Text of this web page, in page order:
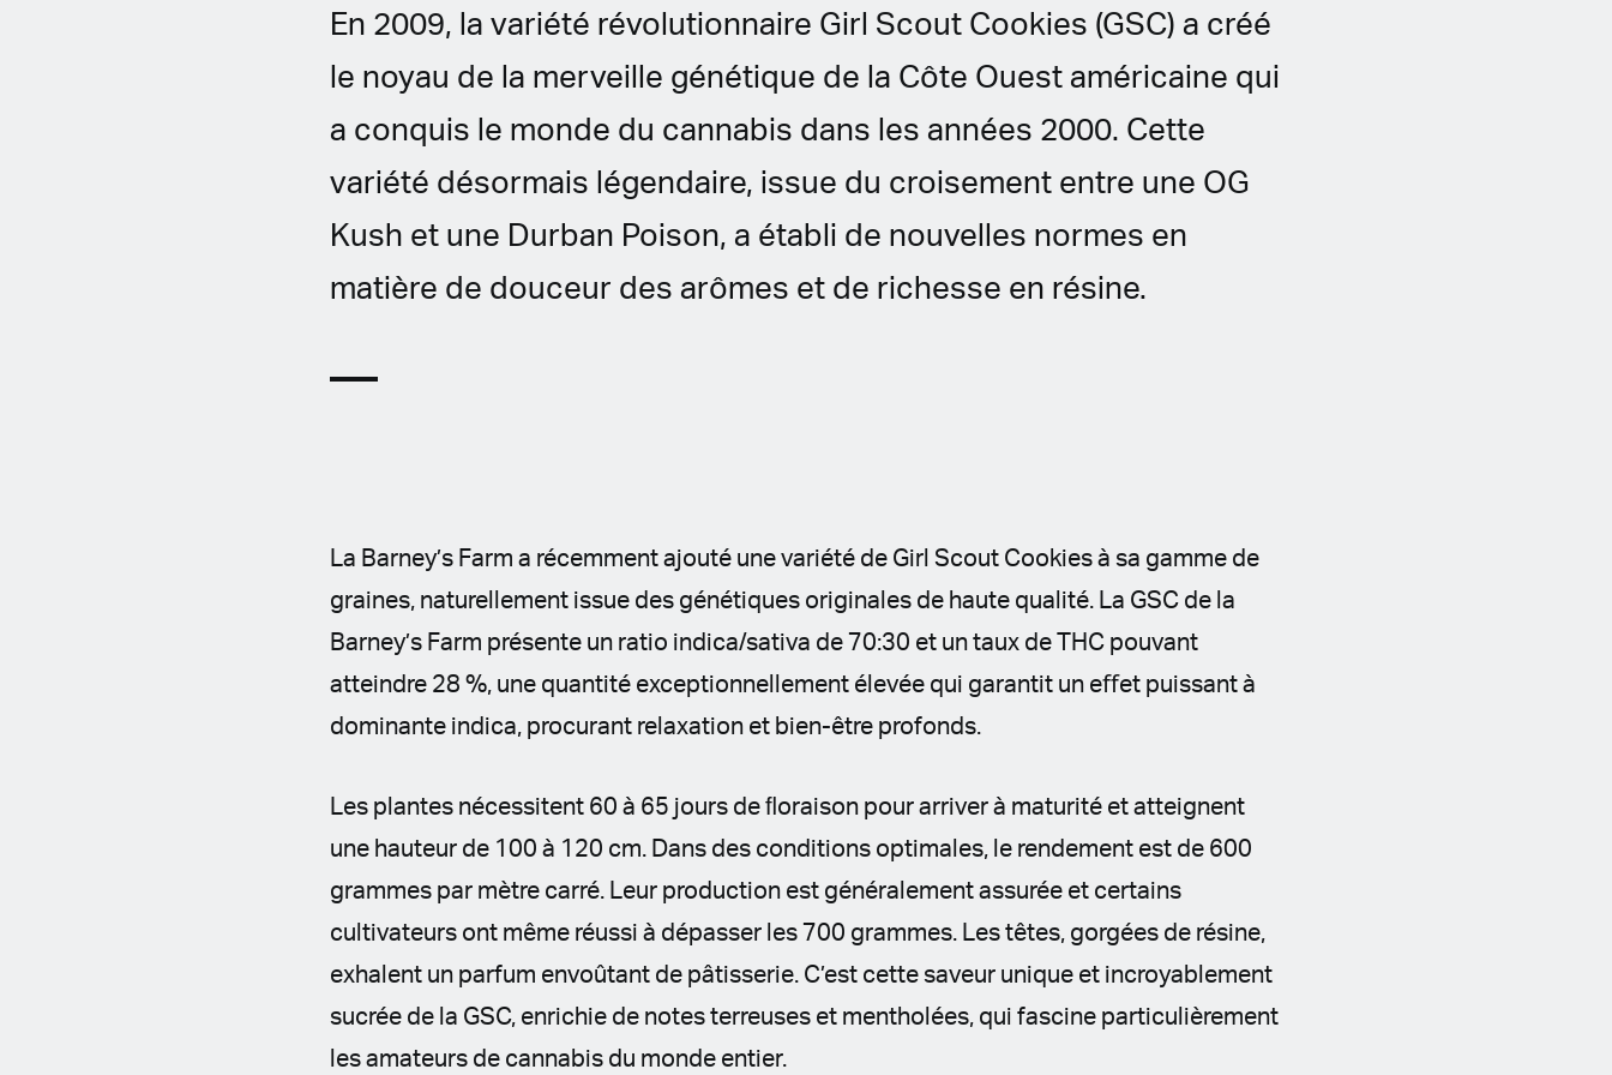
En 2009, la variété révolutionnaire Girl Scout Cookies (GSC) a créé
le noyau de la merveille génétique de la Côte Ouest américaine qui
a conquis le monde du cannabis dans les années 2000. Cette
variété désormais légendaire, issue du croisement entre une OG
Kush et une Durban Poison, a établi de nouvelles normes en
matière de douceur des arômes et de richesse en résine.
La Barney’s Farm a récemment ajouté une variété de Girl Scout Cookies à sa gamme de
graines, naturellement issue des génétiques originales de haute qualité. La GSC de la
Barney’s Farm présente un ratio indica/sativa de 70:30 et un taux de THC pouvant
atteindre 28 %, une quantité exceptionnellement élevée qui garantit un eﬀet puissant à
dominante indica, procurant relaxation et bien-être profonds.
Les plantes nécessitent 60 à 65 jours de ﬂoraison pour arriver à maturité et atteignent
une hauteur de 100 à 120 cm. Dans des conditions optimales, le rendement est de 600
grammes par mètre carré. Leur production est généralement assurée et certains
cultivateurs ont même réussi à dépasser les 700 grammes. Les têtes, gorgées de résine,
exhalent un parfum envoûtant de pâtisserie. C’est cette saveur unique et incroyablement
sucrée de la GSC, enrichie de notes terreuses et mentholées, qui fascine particulièrement
les amateurs de cannabis du monde entier.